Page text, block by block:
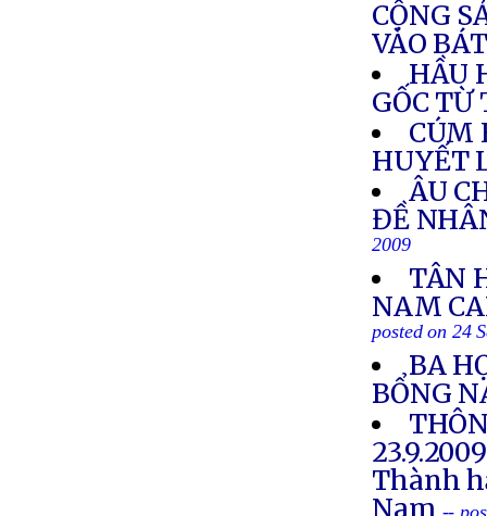
CỘNG
VÀO
HẦU
GỐC TỪ
CÚM
HUYẾT
ÂU
ĐỀ
2009
TÂN
NAM
posted on 24
BA
BỔNG
Thành
Nam --